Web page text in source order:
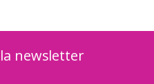
newsletter